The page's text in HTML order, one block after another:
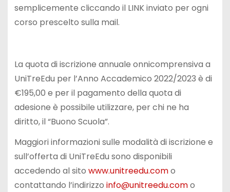
semplicemente cliccando il LINK inviato per ogni
corso prescelto sulla mail.
La quota di iscrizione annuale onnicomprensiva a
UniTreEdu per l’Anno Accademico 2022/2023 è di
€195,00 e per il pagamento della quota di
adesione è possibile utilizzare, per chi ne ha
diritto, il “Buono Scuola”.
Maggiori informazioni sulle modalità di iscrizione e
sull’offerta di UniTreEdu sono disponibili
accedendo al sito www.unitreedu.como
contattando l’indirizzo info@unitreedu.como